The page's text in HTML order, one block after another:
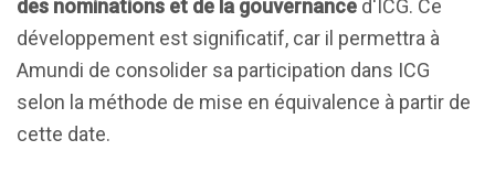
des nominations et de la gouvernance d'ICG. Ce
développement est significatif, car il permettra à
Amundi de consolider sa participation dans ICG
selon la méthode de mise en équivalence à partir de
cette date.